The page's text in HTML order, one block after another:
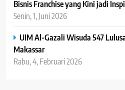
Bisnis Franchise yang Kini jadi
Senin, 1, Juni 2026
UIM Al-Gazali Wisuda 547
Makassar
Rabu, 4, Februari 2026